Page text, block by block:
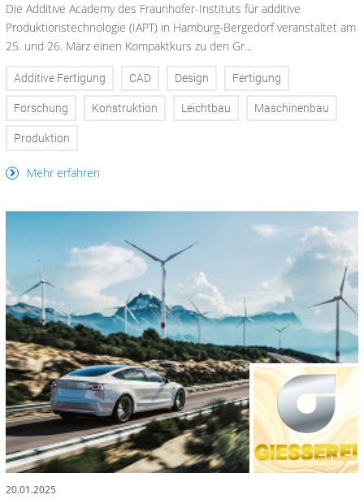
Die Additive Academy des Fraunhofer-Instituts für additive
Produktionstechnologie (IAPT) in Hamburg-Bergedorf veranstaltet am
25. und 26. März einen Kompaktkurs zu den Gr...
Additive Fertigung CAD Design Fertigung
Forschung Konstruktion Leichtbau Maschinenbau
Produktion
Mehr erfahren
20.01.2025